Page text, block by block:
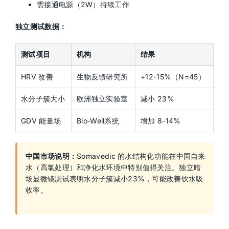
需接通电源（2W）持续工作
独立测试数据：
测试项目 机构 结果
HRV 改善 生物反馈研究所 +12-15%（N=45）
水分子簇大小 欧洲独立实验室 减小 23%
GDV 能量场 Bio-Well系统 增加 8-14%
中国市场说明： Somavedic 的水结构化功能在中国自来
水（高氯处理）和净化水环境中特别值得关注。独立暗
场显微镜测试表明水分子簇减小23%，可能改善饮水吸
收率。